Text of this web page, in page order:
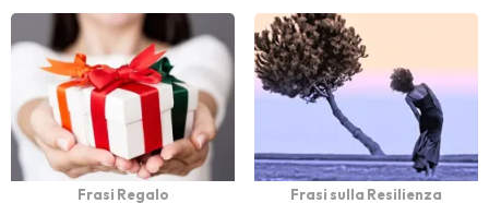
Frasi Regalo Frasi sulla Resilienza